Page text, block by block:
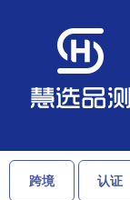
跨境 认证